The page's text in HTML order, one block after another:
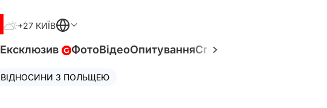
+27 КИЇВ
Ексклюзив ФотоВідеоОпитуванняСпецпроєкти
ВІДНОСИНИ З ПОЛЬЩЕЮ